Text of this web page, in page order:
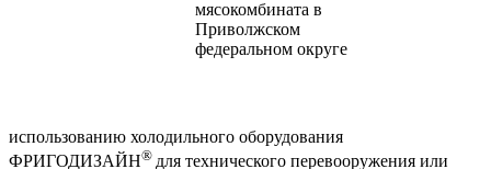
использованию холодильного оборудования
ФРИГОДИЗАЙН® для технического перевооружения или